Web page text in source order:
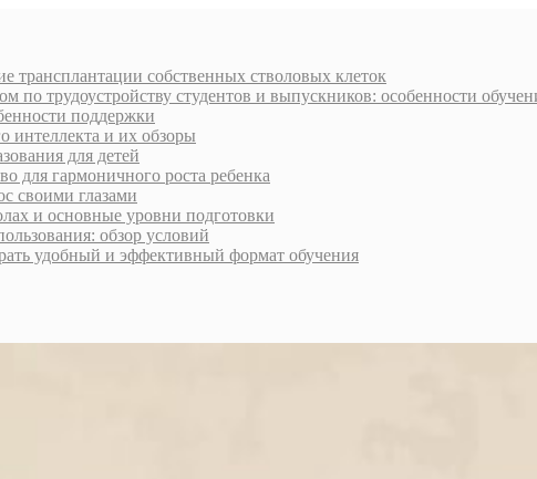
трансплантации собственных стволовых клеток
по трудоустройству студентов и выпускников: особенности
поддержки
интеллекта и их обзоры
для детей
для гармоничного роста ребенка
своими глазами
и основные уровни подготовки
обзор условий
удобный и эффективный формат обучения